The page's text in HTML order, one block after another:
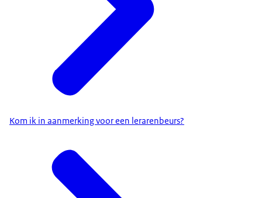
Kom ik in aanmerking voor een lerarenbeurs?